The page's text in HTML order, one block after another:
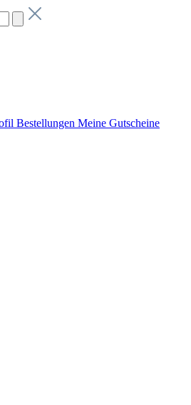
Bestellungen Meine Gutscheine